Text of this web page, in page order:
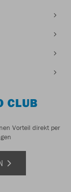
CLUB
Vorteil direkt per